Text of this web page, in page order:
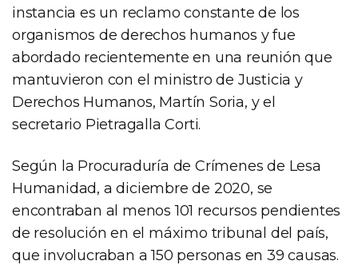
instancia es un reclamo constante de los
organismos de derechos humanos y fue
abordado recientemente en una reunión que
mantuvieron con el ministro de Justicia y
Derechos Humanos, Martín Soria, y el
secretario Pietragalla Corti.
Según la Procuraduría de Crímenes de Lesa
Humanidad, a diciembre de 2020, se
encontraban al menos 101 recursos pendientes
de resolución en el máximo tribunal del país,
que involucraban a 150 personas en 39 causas.